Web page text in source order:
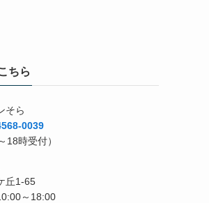
ちら
そら
0039
18時受付）
丘1-65
～18:00